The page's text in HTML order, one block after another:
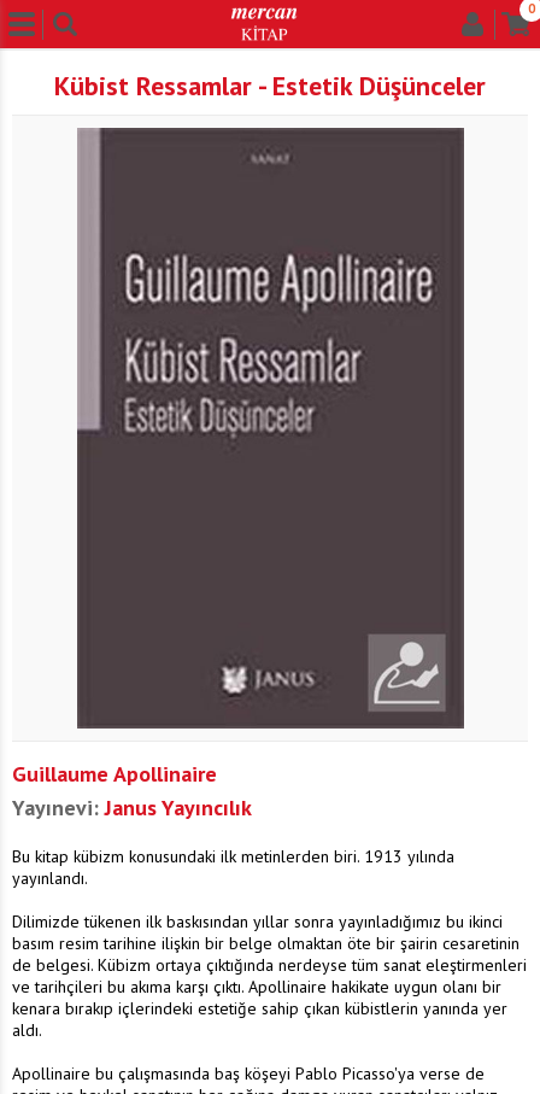
0
Kübist Ressamlar - Estetik Düşünceler
Guillaume Apollinaire
Yayınevi:Janus Yayıncılık
Bu kitap kübizm konusundaki ilk metinlerden biri. 1913 yılında
yayınlandı.
Dilimizde tükenen ilk baskısından yıllar sonra yayınladığımız bu ikinci
basım resim tarihine ilişkin bir belge olmaktan öte bir şairin cesaretinin
de belgesi. Kübizm ortaya çıktığında nerdeyse tüm sanat eleştirmenleri
ve tarihçileri bu akıma karşı çıktı. Apollinaire hakikate uygun olanı bir
kenara bırakıp içlerindeki estetiğe sahip çıkan kübistlerin yanında yer
aldı.
Apollinaire bu çalışmasında baş köşeyi Pablo Picasso'ya verse de